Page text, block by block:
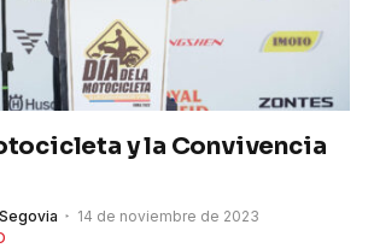
y la Convivencia
14 de noviembre de 2023